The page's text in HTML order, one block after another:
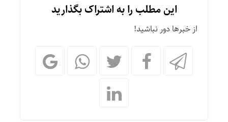
این مطلب را به اشتراک بگذارید
از خبرها دور نباشید!